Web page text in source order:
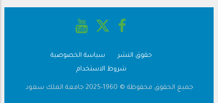
حقوق النشر
سياسة الخصوصية
شروط الاستخدام
جميع الحقوق محفوظة © 1960-2025 جامعة الملك سعود